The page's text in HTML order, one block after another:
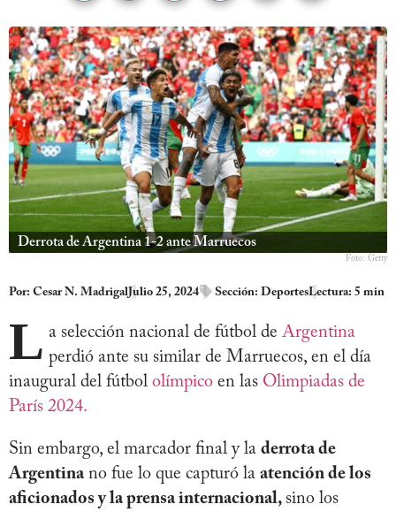
Derrota de Argentina 1-2 ante Marruecos
Foto: Getty
Por: Cesar N. Madrigal Julio 25, 2024 Sección: DeportesLectura: 5 min
L a selección nacional de fútbol de Argentina
perdió ante su similar de Marruecos, en el día
inaugural del fútbol olímpico en las Olimpiadas de
París 2024.
Sin embargo, el marcador final y la derrota de
Argentinano fue lo que capturó la atención de los
aficionados y la prensa internacional, sino los